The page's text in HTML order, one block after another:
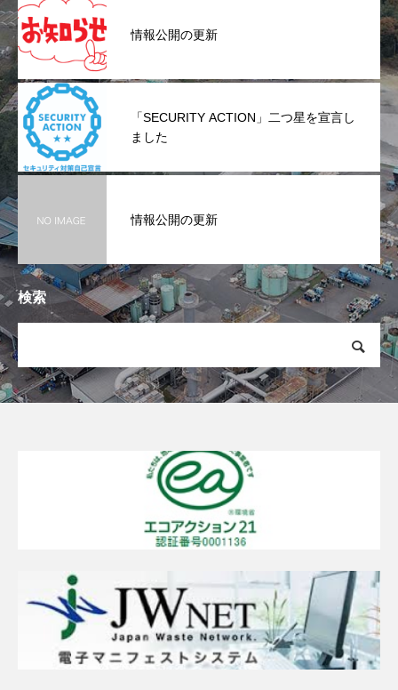
情報公開の更新
「SECURITY ACTION」二つ星を宣言し
ました
情報公開の更新
検索